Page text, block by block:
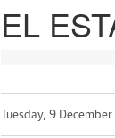
EL
Tuesday, 9